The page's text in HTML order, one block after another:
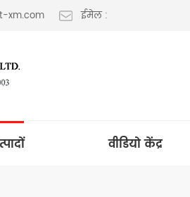
xm.com ईमेल :
वीडियो केंद्र